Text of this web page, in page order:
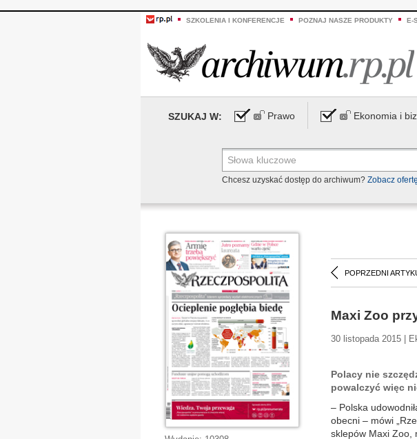
SZKOLENIA I KONFERENCJE POZNAJ NASZE PRODUKTY E-
SZUKAJ W: Prawo Ekonomia i
Chcesz uzyskać dostęp do archiwum? Zobacz ofertę
POPRZEDNI
Maxi Zoo
30 listopada 2015 |
Polacy nie
powalczyć więc
– Polska
obecni – mówi
sklepów Maxi Zoo,